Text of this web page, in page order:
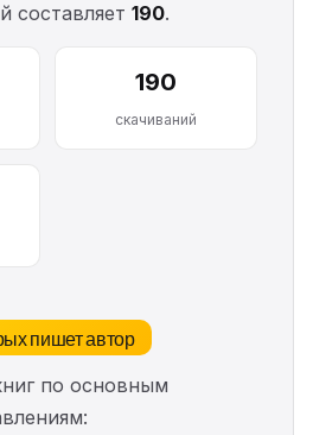
составляет 190.
190
скачиваний
пишет автор
по основным